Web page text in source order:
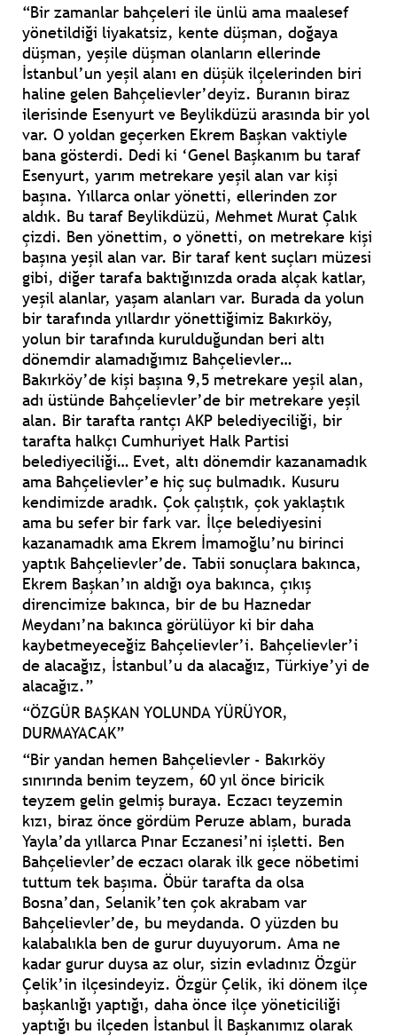
“Bir zamanlar bahçeleri ile ünlü ama maalesef
yönetildiği liyakatsiz, kente düşman, doğaya
düşman, yeşile düşman olanların ellerinde
İstanbul’un yeşil alanı en düşük ilçelerinden biri
haline gelen Bahçelievler’deyiz. Buranın biraz
ilerisinde Esenyurt ve Beylikdüzü arasında bir yol
var. O yoldan geçerken Ekrem Başkan vaktiyle
bana gösterdi. Dedi ki ‘Genel Başkanım bu taraf
Esenyurt, yarım metrekare yeşil alan var kişi
başına. Yıllarca onlar yönetti, ellerinden zor
aldık. Bu taraf Beylikdüzü, Mehmet Murat Çalık
çizdi. Ben yönettim, o yönetti, on metrekare kişi
başına yeşil alan var. Bir taraf kent suçları müzesi
gibi, diğer tarafa baktığınızda orada alçak katlar,
yeşil alanlar, yaşam alanları var. Burada da yolun
bir tarafında yıllardır yönettiğimiz Bakırköy,
yolun bir tarafında kurulduğundan beri altı
dönemdir alamadığımız Bahçelievler…
Bakırköy’de kişi başına 9,5 metrekare yeşil alan,
adı üstünde Bahçelievler’de bir metrekare yeşil
alan. Bir tarafta rantçı AKP belediyeciliği, bir
tarafta halkçı Cumhuriyet Halk Partisi
belediyeciliği… Evet, altı dönemdir kazanamadık
ama Bahçelievler’e hiç suç bulmadık. Kusuru
kendimizde aradık. Çok çalıştık, çok yaklaştık
ama bu sefer bir fark var. İlçe belediyesini
kazanamadık ama Ekrem İmamoğlu’nu birinci
yaptık Bahçelievler’de. Tabii sonuçlara bakınca,
Ekrem Başkan’ın aldığı oya bakınca, çıkış
direncimize bakınca, bir de bu Haznedar
Meydanı’na bakınca görülüyor ki bir daha
kaybetmeyeceğiz Bahçelievler’i. Bahçelievler’i
de alacağız, İstanbul’u da alacağız, Türkiye’yi de
alacağız.”
“ÖZGÜR BAŞKAN YOLUNDA YÜRÜYOR,
DURMAYACAK”
“Bir yandan hemen Bahçelievler - Bakırköy
sınırında benim teyzem, 60 yıl önce biricik
teyzem gelin gelmiş buraya. Eczacı teyzemin
kızı, biraz önce gördüm Peruze ablam, burada
Yayla’da yıllarca Pınar Eczanesi’ni işletti. Ben
Bahçelievler’de eczacı olarak ilk gece nöbetimi
tuttum tek başıma. Öbür tarafta da olsa
Bosna’dan, Selanik’ten çok akrabam var
Bahçelievler’de, bu meydanda. O yüzden bu
kalabalıkla ben de gurur duyuyorum. Ama ne
kadar gurur duysa az olur, sizin evladınız Özgür
Çelik’in ilçesindeyiz. Özgür Çelik, iki dönem ilçe
başkanlığı yaptığı, daha önce ilçe yöneticiliği
yaptığı bu ilçeden İstanbul İl Başkanımız olarak